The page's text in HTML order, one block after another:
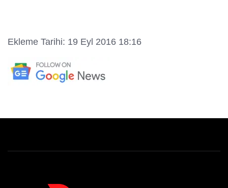
Ekleme Tarihi: 19 Eyl 2016 18:16